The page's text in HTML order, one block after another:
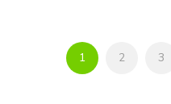
1 2 3